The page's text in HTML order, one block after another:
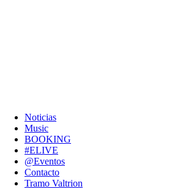
Noticias
Music
BOOKING
#ELIVE
@Eventos
Contacto
Tramo Valtrion